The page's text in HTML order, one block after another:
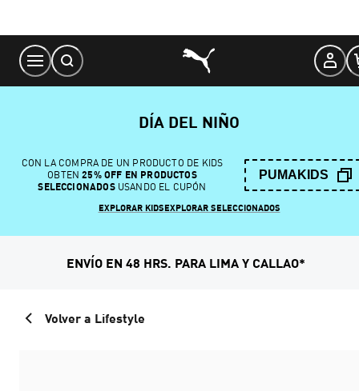
Content
DÍA DEL NIÑO
CON LA COMPRA DE UN PRODUCTO DE KIDS
OBTEN 25% OFF EN PRODUCTOS
SELECCIONADOSUSANDO EL CUPÓN
PUMAKIDS
EXPLORAR KIDSEXPLORAR SELECCIONADOS
ENVÍO EN 48 HRS. PARA LIMA Y CALLAO*
Volver a Lifestyle